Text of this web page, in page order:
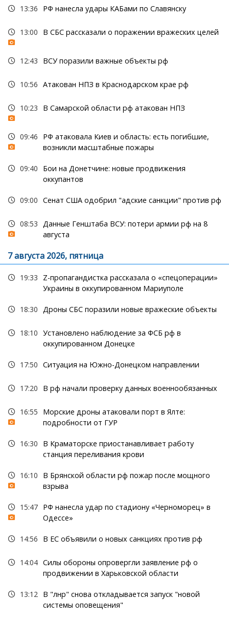
13:36 РФ нанесла удары КАБами по Славянску
13:00 В СБС рассказали о поражении вражеских целей
12:43 ВСУ поразили важные объекты рф
10:56 Атакован НПЗ в Краснодарском крае рф
10:23 В Самарской области рф атакован НПЗ
09:46
РФ атаковала Киев и область: есть погибшие,
возникли масштабные пожары
09:40
Бои на Донетчине: новые продвижения
оккупантов
09:00 Сенат США одобрил "адские санкции" против рф
08:53 Данные Генштаба ВСУ: потери армии рф на 8
августа
7 августа 2026, пятница
19:33
Z-пропагандистка рассказала о «спецоперации»
Украины в оккупированном Мариуполе
18:30 Дроны СБС поразили новые вражеские объекты
18:10 Установлено наблюдение за ФСБ рф в
оккупированном Донецке
17:50 Ситуация на Южно-Донецком направлении
17:20 В рф начали проверку данных военнообязанных
16:55
Морские дроны атаковали порт в Ялте:
подробности от ГУР
16:30
В Краматорске приостанавливает работу
станция переливания крови
16:10
В Брянской области рф пожар после мощного
взрыва
15:47 РФ нанесла удар по стадиону «Черноморец» в
Одессе»
14:56 В ЕС объявили о новых санкциях против рф
14:04 Силы обороны опровергли заявление рф о
продвижении в Харьковской области
13:12 В "лнр" снова откладывается запуск "новой
системы оповещения"